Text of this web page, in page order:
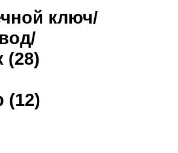
ключ/
(28)
(12)